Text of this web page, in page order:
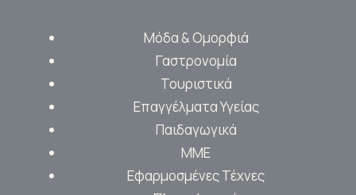
Μόδα & Ομορφιά
Γαστρονομία
Τουριστικά
Επαγγέλματα Υγείας
Παιδαγωγικά
ΜΜΕ
Εφαρμοσμένες Τέχνες